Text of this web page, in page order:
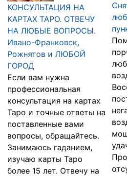
КОНСУЛЬТАЦИЯ НА
КАРТАХ ТАРО. ОТВЕЧУ
НА ЛЮБЫЕ ВОПРОСЫ.
Ивано-Франковск,
Рожнятов и ЛЮБОЙ
ГОРОД
Если вам нужна
профессиональная
консультация на картах
Таро и точные ответы на
поставленные вами
вопросы, обращайтесь.
Занимаюсь гаданием,
изучаю карты Таро
более 15 лет. Отвечу на